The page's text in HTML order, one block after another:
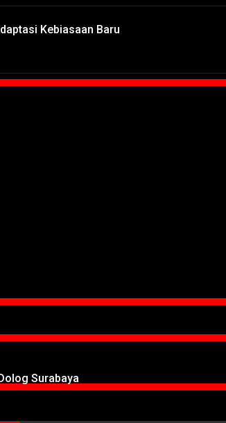
Kebiasaan Baru
Surabaya